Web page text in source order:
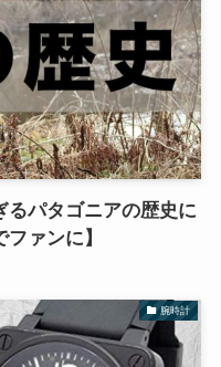
るパタゴニアの歴史に
ァンに】
腕時計